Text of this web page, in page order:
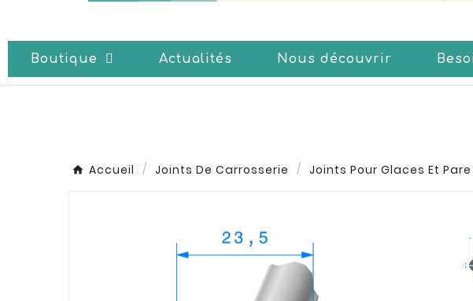
Boutique Actualités Nous découvrir
Accueil Joints De Carrosserie Joints Pour Glaces Et Pare